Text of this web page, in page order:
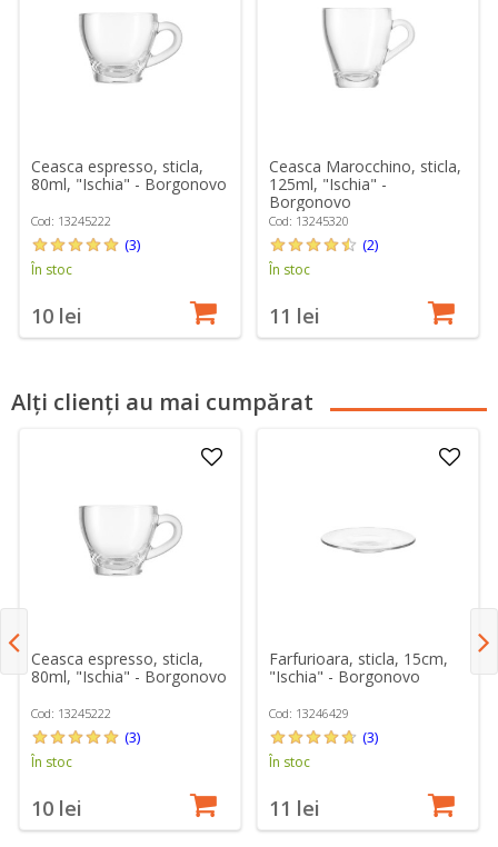
Ceasca espresso, sticla,
80ml, "Ischia" - Borgonovo
Cod: 13245222
(3)
În stoc
10 lei
Ceasca Marocchino, sticla,
125ml, "Ischia" -
Borgonovo
Cod: 13245320
(2)
În stoc
11 lei
Alți clienți au mai cumpărat
Ceasca espresso, sticla,
80ml, "Ischia" - Borgonovo
Cod: 13245222
(3)
În stoc
10 lei
Farfurioara, sticla, 15cm,
"Ischia" - Borgonovo
Cod: 13246429
(3)
În stoc
11 lei